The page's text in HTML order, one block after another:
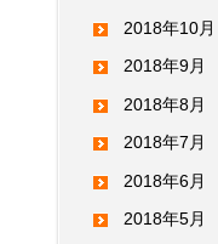
2018年10月
2018年9月
2018年8月
2018年7月
2018年6月
2018年5月